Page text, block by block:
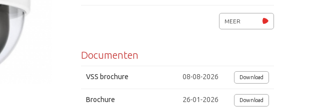
Wide Dynamic Range (WDR)
16 privacy zones, 256 pre-sets
4 alarmin- en 2 alarmuitgang(en)
MEER
Documenten
VSS brochure 08-08-2026 Download
Brochure 26-01-2026 Download